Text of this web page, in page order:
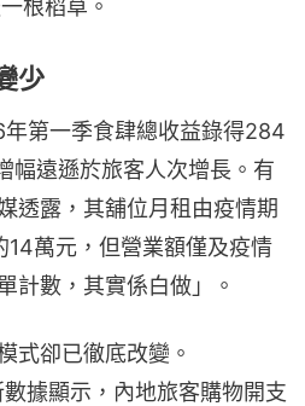
根稻草。
少
第一季食肆總收益錄得284
幅遠遜於旅客人次增長。有
透露，其舖位月租由疫情期
14萬元，但營業額僅及疫情
數，其實係白做」。
式卻已徹底改變。
據顯示，內地旅客購物開支